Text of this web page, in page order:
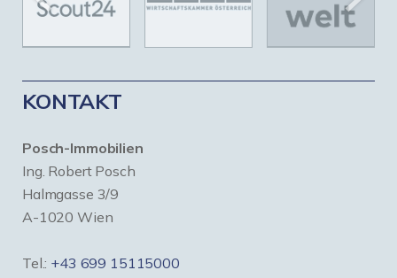
KONTAKT
Posch-Immobilien
Ing. Robert Posch
Halmgasse 3/9
A-1020 Wien
Tel.: +43 699 15115000